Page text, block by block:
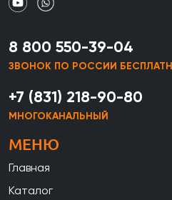
8 800 550-39-04
ЗВОНОК ПО РОССИИ
+7 (831) 218-90-80
МНОГОКАНАЛЬНЫЙ
МЕНЮ
Главная
Каталог